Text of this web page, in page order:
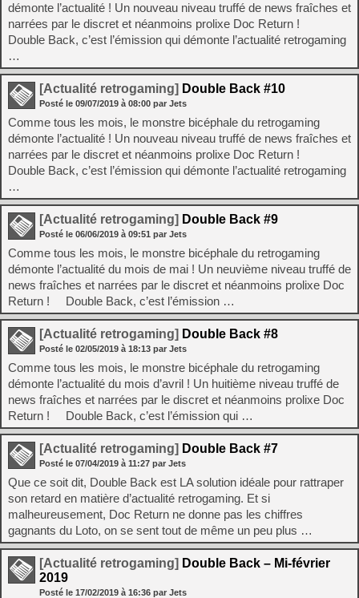
démonte l’actualité ! Un nouveau niveau truffé de news fraîches et
narrées par le discret et néanmoins prolixe Doc Return !
Double Back, c’est l’émission qui démonte l’actualité retrogaming
…
[Actualité retrogaming] Double Back #10
Posté le 09/07/2019 à 08:00 par Jets
Comme tous les mois, le monstre bicéphale du retrogaming
démonte l’actualité ! Un nouveau niveau truffé de news fraîches et
narrées par le discret et néanmoins prolixe Doc Return !
Double Back, c’est l’émission qui démonte l’actualité retrogaming
…
[Actualité retrogaming] Double Back #9
Posté le 06/06/2019 à 09:51 par Jets
Comme tous les mois, le monstre bicéphale du retrogaming
démonte l’actualité du mois de mai ! Un neuvième niveau truffé de
news fraîches et narrées par le discret et néanmoins prolixe Doc
Return ! Double Back, c’est l’émission …
[Actualité retrogaming] Double Back #8
Posté le 02/05/2019 à 18:13 par Jets
Comme tous les mois, le monstre bicéphale du retrogaming
démonte l’actualité du mois d’avril ! Un huitième niveau truffé de
news fraîches et narrées par le discret et néanmoins prolixe Doc
Return ! Double Back, c’est l’émission qui …
[Actualité retrogaming] Double Back #7
Posté le 07/04/2019 à 11:27 par Jets
Que ce soit dit, Double Back est LA solution idéale pour rattraper
son retard en matière d’actualité retrogaming. Et si
malheureusement, Doc Return ne donne pas les chiffres
gagnants du Loto, on se sent tout de même un peu plus …
[Actualité retrogaming] Double Back – Mi-février
2019
Posté le 17/02/2019 à 16:36 par Jets